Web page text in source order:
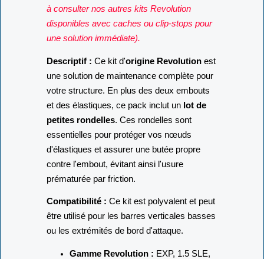
à consulter nos autres kits Revolution
disponibles avec caches ou clip-stops pour
une solution immédiate).
Descriptif : Ce kit d'origine Revolution est
une solution de maintenance complète pour
votre structure. En plus des deux embouts
et des élastiques, ce pack inclut un lot de
petites rondelles. Ces rondelles sont
essentielles pour protéger vos nœuds
d'élastiques et assurer une butée propre
contre l'embout, évitant ainsi l'usure
prématurée par friction.
Compatibilité : Ce kit est polyvalent et peut
être utilisé pour les barres verticales basses
ou les extrémités de bord d'attaque.
Gamme Revolution : EXP, 1.5 SLE,